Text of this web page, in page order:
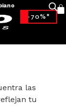
-70%*
las
tu